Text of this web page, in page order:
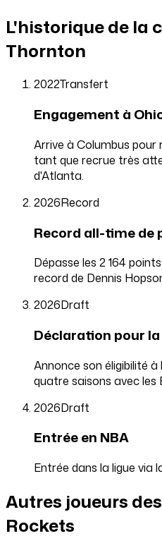
L'historique de la
Thornton
2022Transfert
Engagement à
Arrive à Columbus pour
tant que recrue très
d'Atlanta.
2026Record
Record all-time de
Dépasse les 2 164
record de Dennis
2026Draft
Déclaration pour
Annonce son éligibilité
quatre saisons avec les
2026Draft
Entrée en NBA
Entrée dans la ligue via
Autres joueurs
Rockets